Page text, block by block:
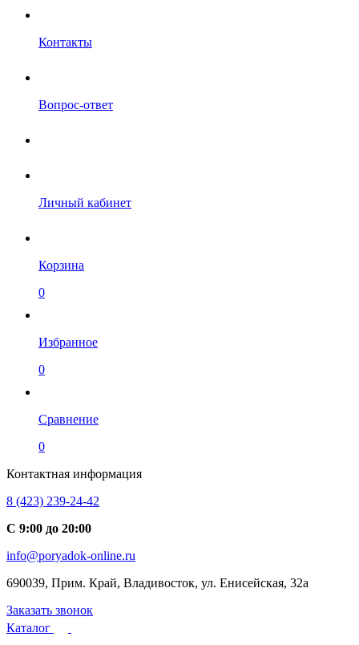
Контакты
Вопрос-ответ
Личный кабинет
Корзина
0
Избранное
0
Сравнение
0
Контактная информация
8 (423) 239-24-42
С 9:00 до 20:00
info@poryadok-online.ru
690039, Прим. Край, Владивосток, ул. Енисейская, 32а
Заказать звонок
Каталог